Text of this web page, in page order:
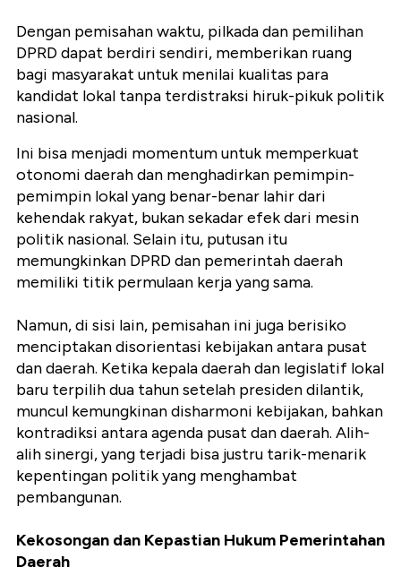
Dengan pemisahan waktu, pilkada dan pemilihan
DPRD dapat berdiri sendiri, memberikan ruang
bagi masyarakat untuk menilai kualitas para
kandidat lokal tanpa terdistraksi hiruk-pikuk politik
nasional.
Ini bisa menjadi momentum untuk memperkuat
otonomi daerah dan menghadirkan pemimpin-
pemimpin lokal yang benar-benar lahir dari
kehendak rakyat, bukan sekadar efek dari mesin
politik nasional. Selain itu, putusan itu
memungkinkan DPRD dan pemerintah daerah
memiliki titik permulaan kerja yang sama.
Namun, di sisi lain, pemisahan ini juga berisiko
menciptakan disorientasi kebijakan antara pusat
dan daerah. Ketika kepala daerah dan legislatif lokal
baru terpilih dua tahun setelah presiden dilantik,
muncul kemungkinan disharmoni kebijakan, bahkan
kontradiksi antara agenda pusat dan daerah. Alih-
alih sinergi, yang terjadi bisa justru tarik-menarik
kepentingan politik yang menghambat
pembangunan.
Kekosongan dan Kepastian Hukum Pemerintahan
Daerah